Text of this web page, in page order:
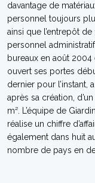
davantage de
personnel toujours
ainsi que l’entrepôt
personnel
bureaux en août
ouvert ses portes
dernier pour l’instant,
après sa création,
m². L’équipe de
réalise un chiffre
également dans huit
nombre de pays en